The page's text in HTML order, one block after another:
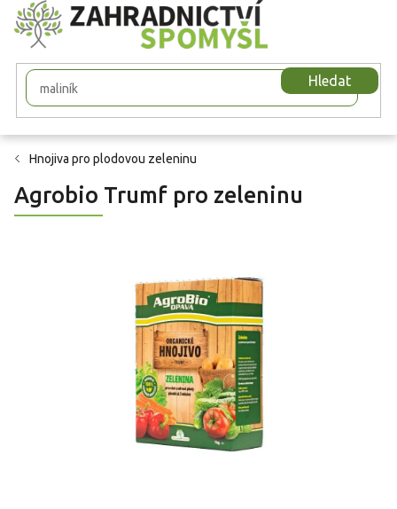
Přejít
na
obsah
Hledat
Hnojiva pro plodovou zeleninu
Agrobio Trumf pro zeleninu